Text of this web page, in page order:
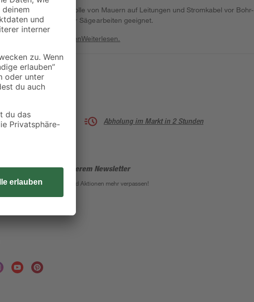
Beton
Zur Kontrolle von Mauern auf Leitungen und Stromkabel vor
Fräs- oder Sägearbeiten geeignet.
WeiterlesenWeiterlesen.
Abholung im Markt in 2 Stunden
Laufenden mit unserem Newsletter
Keine Angebote und Aktionen mehr verpassen!
Anmeldung